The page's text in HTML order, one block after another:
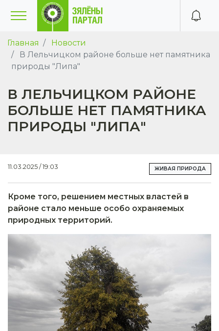
Главная
Новости
В Лельчицком районе больше нет памятника
природы "Липа"
В ЛЕЛЬЧИЦКОМ РАЙОНЕ
БОЛЬШЕ НЕТ ПАМЯТНИКА
ПРИРОДЫ "ЛИПА"
11.03.2025 / 19:03 ЖИВАЯ ПРИРОДА
Кроме того, решением местных властей в
районе стало меньше особо охраняемых
природных территорий.